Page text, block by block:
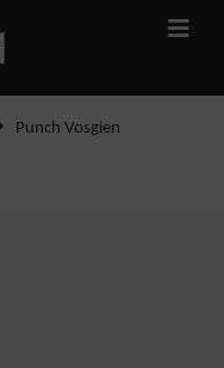
Punch Vosgien